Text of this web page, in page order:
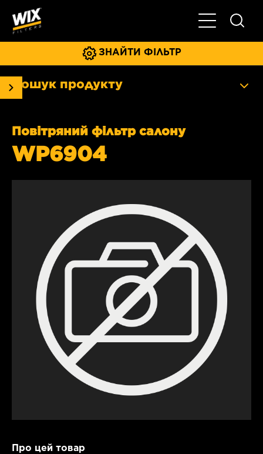
Увімкнути/
ЗНАЙТИ ФІЛЬТР
Пошук продукту
Повітряний фільтр салону
WP6904
Про цей товар